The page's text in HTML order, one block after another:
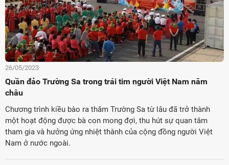
26/05/2023
Quần đảo Trường Sa trong trái tim người Việt Nam năm
châu
Chương trình kiều bào ra thăm Trường Sa từ lâu đã trở thành
một hoạt động được bà con mong đợi, thu hút sự quan tâm
tham gia và hưởng ứng nhiệt thành của cộng đồng người Việt
Nam ở nước ngoài.